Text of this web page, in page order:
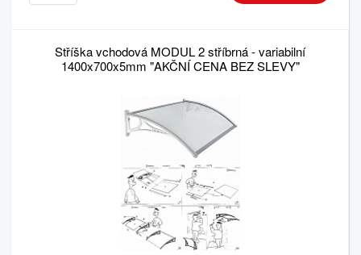
Stříška vchodová MODUL 2 stříbrná - variabilní
1400x700x5mm "AKČNÍ CENA BEZ SLEVY"